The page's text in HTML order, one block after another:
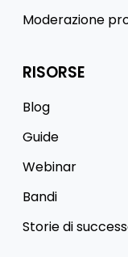
Moderazione
RISORSE
Blog
Guide
Webinar
Bandi
Storie di